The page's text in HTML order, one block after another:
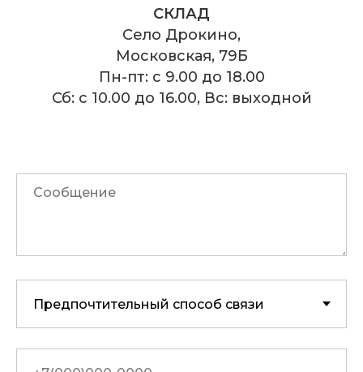
СКЛАД
Село Дрокино,
Московская, 79Б
Пн-пт: с 9.00 до 18.00
Сб: с 10.00 до 16.00, Вс: выходной